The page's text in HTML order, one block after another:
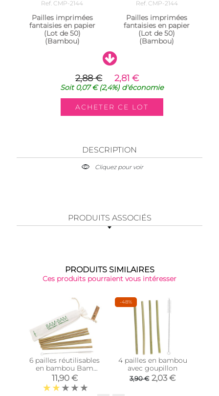
Ref. CMP-2144
Pailles imprimées
fantaisies en papier
(Lot de 50)
(Bambou)
Ref. CMP-2144
Pailles imprimées
fantaisies en papier
(Lot de 50)
(Bambou)
2,88 € 2,81 €
Soit0,07 €(2,4%) d'économie
DESCRIPTION
Cliquez pour voir
PRODUITS ASSOCIÉS
PRODUITS SIMILAIRES
Ces produits pourraient vous intéresser
6 pailles réutilisables
en bambou Bam
Bam
11,90 €
-48%
4 pailles en bambou
avec goupillon
3,90 € 2,03 €